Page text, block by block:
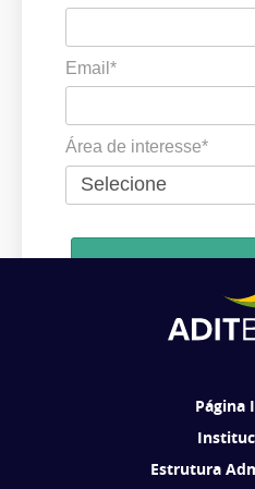
Email*
Área de interesse*
Ao se cadastrar, você concorda em
Página
Estrutura